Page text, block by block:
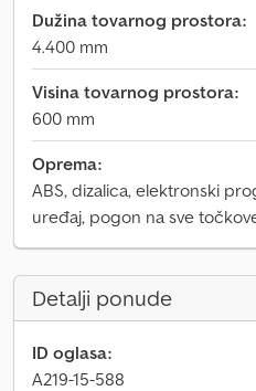
Dužina tovarnog prostora:
4.400 mm
Visina tovarnog prostora:
600 mm
Oprema:
ABS, dizalica, elektronski
uređaj, pogon na sve
Detalji ponude
ID oglasa:
A219-15-588